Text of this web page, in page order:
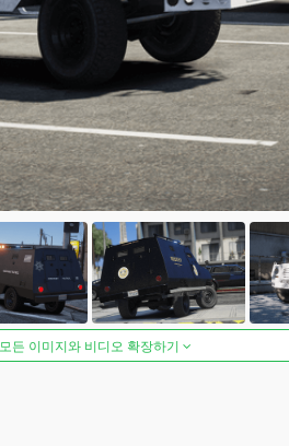
모든 이미지와 비디오 확장하기